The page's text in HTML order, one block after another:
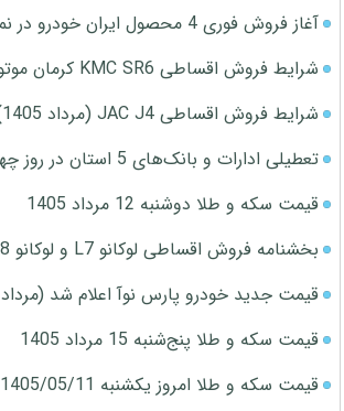
آغاز فروش فوری 4 محصول ایران خودرو در نمایندگی‌ها
شرایط فروش اقساطی KMC SR6 کرمان موتور اعلام شد
شرایط فروش اقساطی JAC J4 (مرداد 1405)
تعطیلی ادارات و بانک‌های 5 استان در روز چهارشنبه
قیمت سکه و طلا دوشنبه 12 مرداد 1405
بخشنامه فروش اقساطی لوکانو L7 و لوکانو L8 (مرداد 1405)
قیمت جدید خودرو پارس نوآ اعلام شد (مرداد 1405)
قیمت سکه و طلا پنج‌شنبه 15 مرداد 1405
قیمت سکه و طلا امروز یکشنبه 1405/05/11